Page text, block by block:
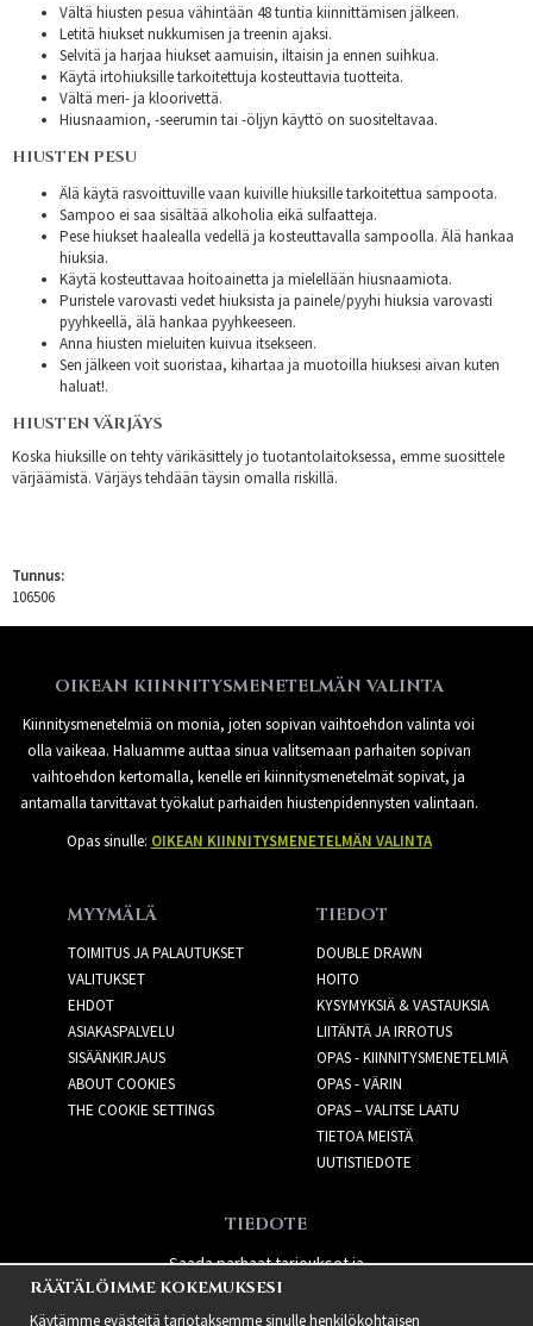
Vältä hiusten pesua vähintään 48 tuntia kiinnittämisen jälkeen.
Letitä hiukset nukkumisen ja treenin ajaksi.
Selvitä ja harjaa hiukset aamuisin, iltaisin ja ennen suihkua.
Käytä irtohiuksille tarkoitettuja kosteuttavia tuotteita.
Vältä meri- ja kloorivettä.
Hiusnaamion, -seerumin tai -öljyn käyttö on suositeltavaa.
HIUSTEN PESU
Älä käytä rasvoittuville vaan kuiville hiuksille tarkoitettua sampoota.
Sampoo ei saa sisältää alkoholia eikä sulfaatteja.
Pese hiukset haalealla vedellä ja kosteuttavalla sampoolla. Älä hankaa
hiuksia.
Käytä kosteuttavaa hoitoainetta ja mielellään hiusnaamiota.
Puristele varovasti vedet hiuksista ja painele/pyyhi hiuksia varovasti
pyyhkeellä, älä hankaa pyyhkeeseen.
Anna hiusten mieluiten kuivua itsekseen.
Sen jälkeen voit suoristaa, kihartaa ja muotoilla hiuksesi aivan kuten
haluat!.
HIUSTEN VÄRJÄYS
Koska hiuksille on tehty värikäsittely jo tuotantolaitoksessa, emme suosittele
värjäämistä. Värjäys tehdään täysin omalla riskillä.
Tunnus:
106506
OIKEAN KIINNITYSMENETELMÄN VALINTA
Kiinnitysmenetelmiä on monia, joten sopivan vaihtoehdon valinta voi
olla vaikeaa. Haluamme auttaa sinua valitsemaan parhaiten sopivan
vaihtoehdon kertomalla, kenelle eri kiinnitysmenetelmät sopivat, ja
antamalla tarvittavat työkalut parhaiden hiustenpidennysten valintaan.
Opas sinulle: OIKEAN KIINNITYSMENETELMÄN VALINTA
MYYMÄLÄ
TOIMITUS JA PALAUTUKSET
VALITUKSET
EHDOT
ASIAKASPALVELU
SISÄÄNKIRJAUS
ABOUT COOKIES
THE COOKIE SETTINGS
TIEDOT
DOUBLE DRAWN
HOITO
KYSYMYKSIÄ & VASTAUKSIA
LIITÄNTÄ JA IRROTUS
OPAS - KIINNITYSMENETELMIÄ
OPAS - VÄRIN
OPAS – VALITSE LAATU
TIETOA MEISTÄ
UUTISTIEDOTE
TIEDOTE
Saada parhaat tarjoukset ja
uusia tuotteita!
RÄÄTÄLÖIMME KOKEMUKSESI
Käytämme evästeitä tarjotaksemme sinulle henkilökohtaisen